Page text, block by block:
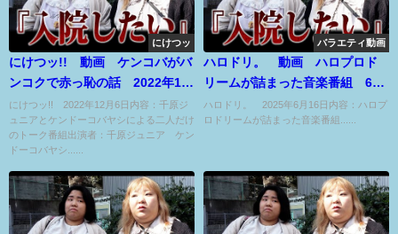
にけつッ
にけつッ!! 動画 ケンコバがバ
ンコクで赤っ恥の話 2022年12
月6日
にけつッ!! 2022年12月6日内容：千原ジ
ュニアとケンドーコバヤシによる二人だけ
のトーク番組出演者：千原ジュニア ケン
ドーコバヤシ......
バラエティ動画
ハロドリ。 動画 ハロプロド
リームが詰まった音楽番組 6月
16日
ハロドリ。 2025年6月16日内容：ハロプ
ロドリームが詰まった音楽番組......